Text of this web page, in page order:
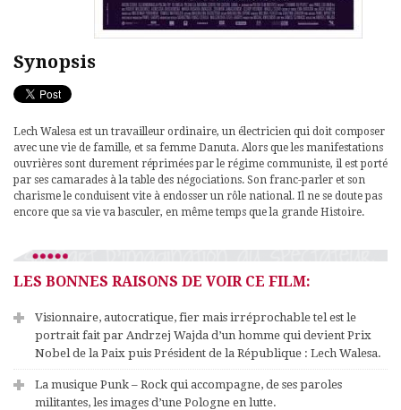
Synopsis
Lech Walesa est un travailleur ordinaire, un électricien qui doit composer
avec une vie de famille, et sa femme Danuta. Alors que les manifestations
ouvrières sont durement réprimées par le régime communiste, il est porté
par ses camarades à la table des négociations. Son franc-parler et son
charisme le conduisent vite à endosser un rôle national. Il ne se doute pas
encore que sa vie va basculer, en même temps que la grande Histoire.
LES BONNES RAISONS DE VOIR CE FILM:
Visionnaire, autocratique, fier mais irréprochable tel est le
portrait fait par Andrzej Wajda d’un homme qui devient Prix
Nobel de la Paix puis Président de la République : Lech Walesa.
La musique Punk – Rock qui accompagne, de ses paroles
militantes, les images d’une Pologne en lutte.